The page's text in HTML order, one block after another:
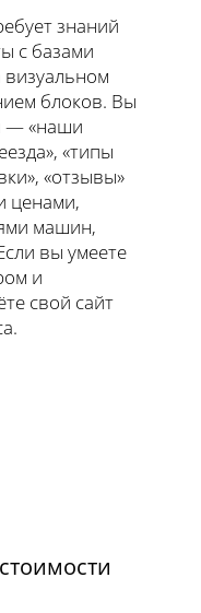
знаний
с базами
блоков. Вы
— «наши
«типы
«отзывы»
ценами,
машин,
вы умеете
и
свой сайт